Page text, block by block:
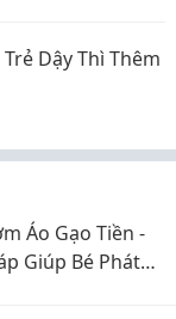
Dậy Thì Thêm
Áo Gạo Tiền -
Giúp Bé Phát